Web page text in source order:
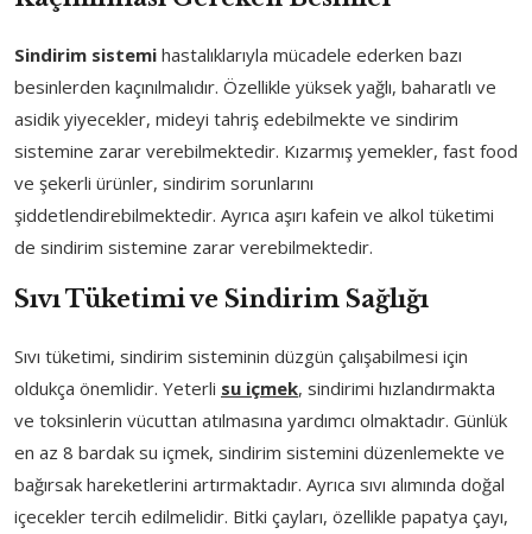
Sindirim sistemi hastalıklarıyla mücadele ederken bazı
besinlerden kaçınılmalıdır. Özellikle yüksek yağlı, baharatlı ve
asidik yiyecekler, mideyi tahriş edebilmekte ve sindirim
sistemine zarar verebilmektedir. Kızarmış yemekler, fast food
ve şekerli ürünler, sindirim sorunlarını
şiddetlendirebilmektedir. Ayrıca aşırı kafein ve alkol tüketimi
de sindirim sistemine zarar verebilmektedir.
Sıvı Tüketimi ve Sindirim Sağlığı
Sıvı tüketimi, sindirim sisteminin düzgün çalışabilmesi için
oldukça önemlidir. Yeterli su içmek, sindirimi hızlandırmakta
ve toksinlerin vücuttan atılmasına yardımcı olmaktadır. Günlük
en az 8 bardak su içmek, sindirim sistemini düzenlemekte ve
bağırsak hareketlerini artırmaktadır. Ayrıca sıvı alımında doğal
içecekler tercih edilmelidir. Bitki çayları, özellikle papatya çayı,